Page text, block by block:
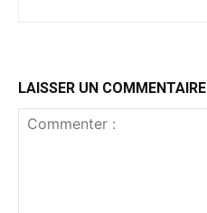
LAISSER UN COMMENTAIRE